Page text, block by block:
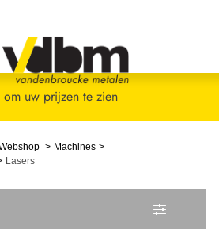
om uw prijzen te zien
Machines
Lasers